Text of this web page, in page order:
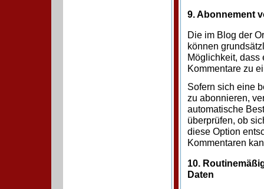
9. Abonnement
Die im Blog der
können
Möglichkeit, dass
Kommentare zu
Sofern sich eine
zu abonnieren,
automatische
überprüfen, ob
diese Option
Kommentaren
10.
Daten